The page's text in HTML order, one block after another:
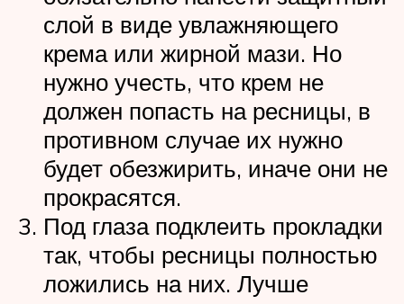
слой в виде увлажняющего
крема или жирной мази. Но
нужно учесть, что крем не
должен попасть на ресницы, в
противном случае их нужно
будет обезжирить, иначе они не
прокрасятся.
Под глаза подклеить прокладки
так, чтобы ресницы полностью
ложились на них. Лучше